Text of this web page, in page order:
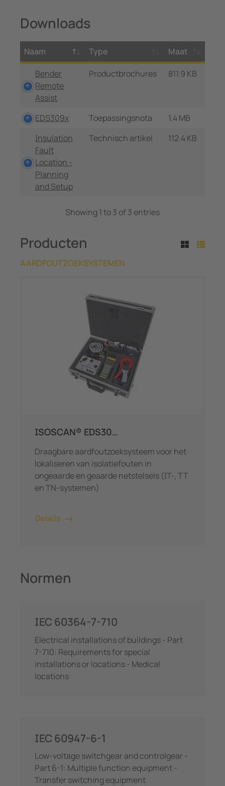
Downloads
Naam Type
Maat
Bender
Remote
Assist
Productbrochures 811.9 KB
EDS309x Toepassingsnota
1.4 MB
Insulation
Fault
Location -
Planning
and Setup
Technisch artikel 112.4 KB
Showing 1 to 3 of 3 entries
Producten
AARDFOUTZOEKSYSTEMEN
ISOSCAN® EDS30…
Draagbare aardfoutzoeksysteem voor het
lokaliseren van isolatiefouten in
ongeaarde en geaarde netstelsels (IT-, TT
en TN-systemen)
Details
Normen
IEC 60364-7-710
Electrical installations of buildings - Part
7-710: Requirements for special
installations or locations - Medical
locations
IEC 60947-6-1
Low-voltage switchgear and controlgear -
Part 6-1: Multiple function equipment -
Transfer switching equipment